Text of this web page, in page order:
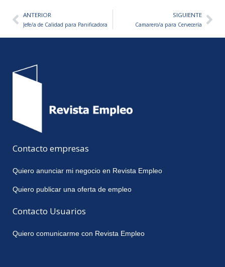
AntANTERIOR
Jefe/a de Calidad para Panificadora
SIGUIENTE
Camarero/a para Cervecería
Contacto empresas
Quiero anunciar mi negocio en Revista Empleo
Quiero publicar una oferta de empleo
Contacto Usuarios
Quiero comunicarme con Revista Empleo